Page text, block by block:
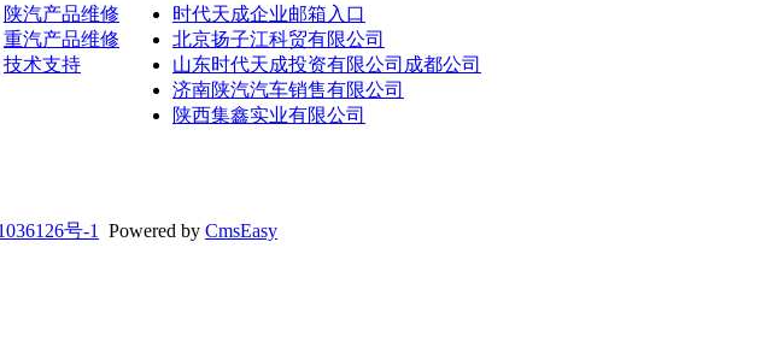
陕汽产品维修
重汽产品维修
技术支持
时代天成企业邮箱入口
北京扬子江科贸有限公司
山东时代天成投资有限公司成都公司
济南陕汽汽车销售有限公司
陕西集鑫实业有限公司
号-1 Powered by CmsEasy